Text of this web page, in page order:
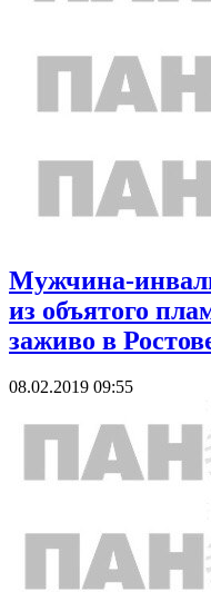
Мужчина-
из объятого
заживо в
08.02.2019 09:55